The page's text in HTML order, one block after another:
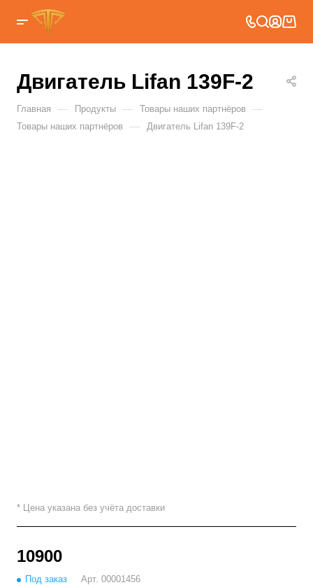
Двигатель Lifan 139F-2
Главная — Продукты — Товары наших партнёров —
Товары наших партнёров — Двигатель Lifan 139F-2
* Цена указана без учёта доставки
10900
Под заказ Арт. 00001456